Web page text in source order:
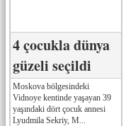
4 çocukla dünya
güzeli seçildi
Moskova bölgesindeki
Vidnoye kentinde yaşayan 39
yaşındaki dört çocuk annesi
Lyudmila Sekriy, M...